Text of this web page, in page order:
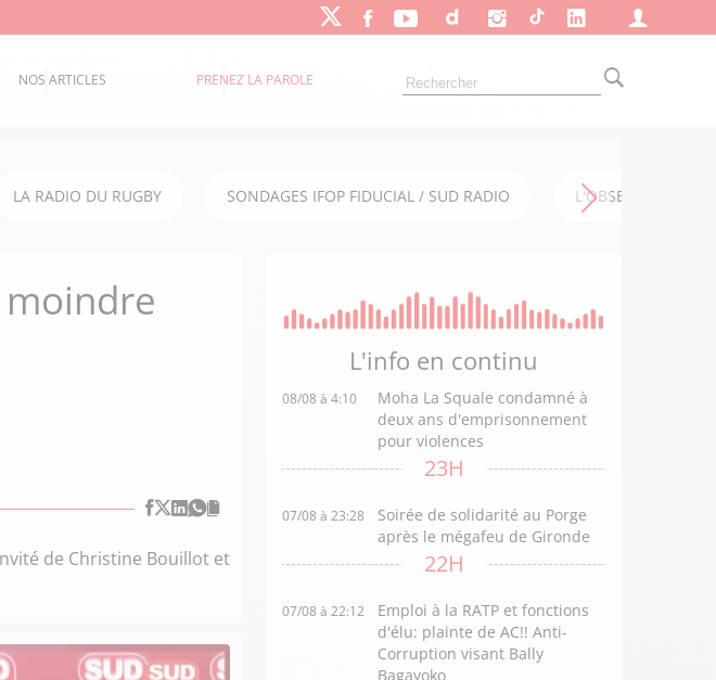
NOS ARTICLES PRENEZ LA PAROLE
LA RADIO DU RUGBY SONDAGES IFOP FIDUCIAL / SUD RADIO L'OBSERVATOIRE
moindre
de Christine Bouillot et
L'info en continu
08/08 à 4:10
Moha La Squale condamné à
deux ans d'emprisonnement
pour violences
23H
07/08 à 23:28
Soirée de solidarité au Porge
après le mégafeu de Gironde
22H
07/08 à 22:12
Emploi à la RATP et fonctions
d'élu: plainte de AC!! Anti-
Corruption visant Bally
Bagayoko